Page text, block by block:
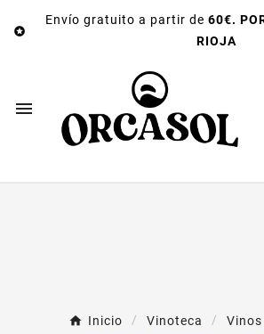

Envío gratuito a partir de 60€.
RIOJA

Inicio Vinoteca